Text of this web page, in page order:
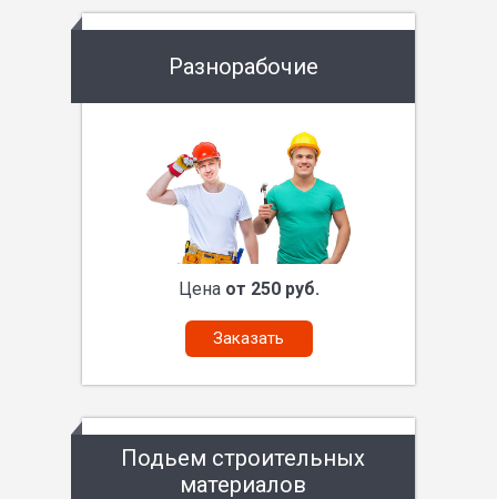
Разнорабочие
Цена от 250 руб.
Заказать
Подьем строительных
материалов